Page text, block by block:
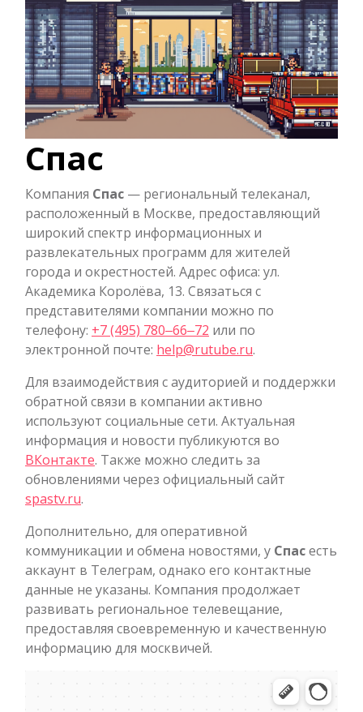
Спас
Компания Спас — региональный телеканал,
расположенный в Москве, предоставляющий
широкий спектр информационных и
развлекательных программ для жителей
города и окрестностей. Адрес офиса: ул.
Академика Королёва, 13. Связаться с
представителями компании можно по
телефону: +7 (495) 780‒66‒72 или по
электронной почте: help@rutube.ru.
Для взаимодействия с аудиторией и поддержки
обратной связи в компании активно
используют социальные сети. Актуальная
информация и новости публикуются во
ВКонтакте. Также можно следить за
обновлениями через официальный сайт
spastv.ru.
Дополнительно, для оперативной
коммуникации и обмена новостями, у Спасесть
аккаунт в Телеграм, однако его контактные
данные не указаны. Компания продолжает
развивать региональное телевещание,
предоставляя своевременную и качественную
информацию для москвичей.